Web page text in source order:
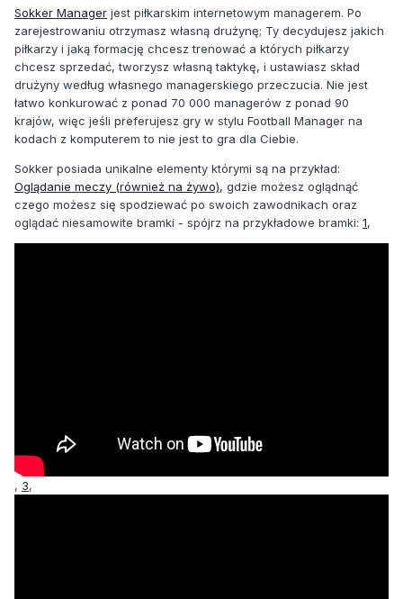
Sokker Manager jest piłkarskim internetowym managerem. Po
zarejestrowaniu otrzymasz własną drużynę; Ty decydujesz jakich
piłkarzy i jaką formację chcesz trenować a których piłkarzy
chcesz sprzedać, tworzysz własną taktykę, i ustawiasz skład
drużyny według własnego managerskiego przeczucia. Nie jest
łatwo konkurować z ponad 70 000 managerów z ponad 90
krajów, więc jeśli preferujesz gry w stylu Football Manager na
kodach z komputerem to nie jest to gra dla Ciebie.
Sokker posiada unikalne elementy którymi są na przykład:
Oglądanie meczy (również na żywo), gdzie możesz oglądnąć
czego możesz się spodziewać po swoich zawodnikach oraz
oglądać niesamowite bramki - spójrz na przykładowe bramki: 1,
, 3,